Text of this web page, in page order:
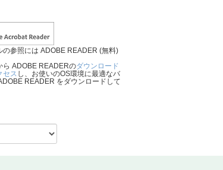
の参照には ADOBE READER (無料)
ら ADOBE READERのダウンロード
セス し、お使いのOS環境に最適なバ
READER をダウンロードして